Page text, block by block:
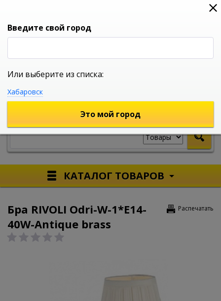
0
УНИВЕРСАЛЬНЫЙ ИНТЕРНЕТ МАГАЗИН
КАТАЛОГ ТОВАРОВ
Распечатать
Бра RIVOLI Odri-W-1*E14-
40W-Antique brass
Введите свой город
Или выберите из списка:
Хабаровск
Это мой город